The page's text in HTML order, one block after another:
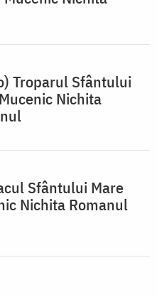
Troparul Sfântului
Nichita
Sfântului Mare
Nichita Romanul